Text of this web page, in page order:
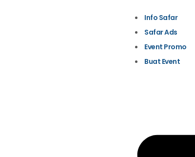
Info Safar
Safar Ads
Event Promo
Buat Event